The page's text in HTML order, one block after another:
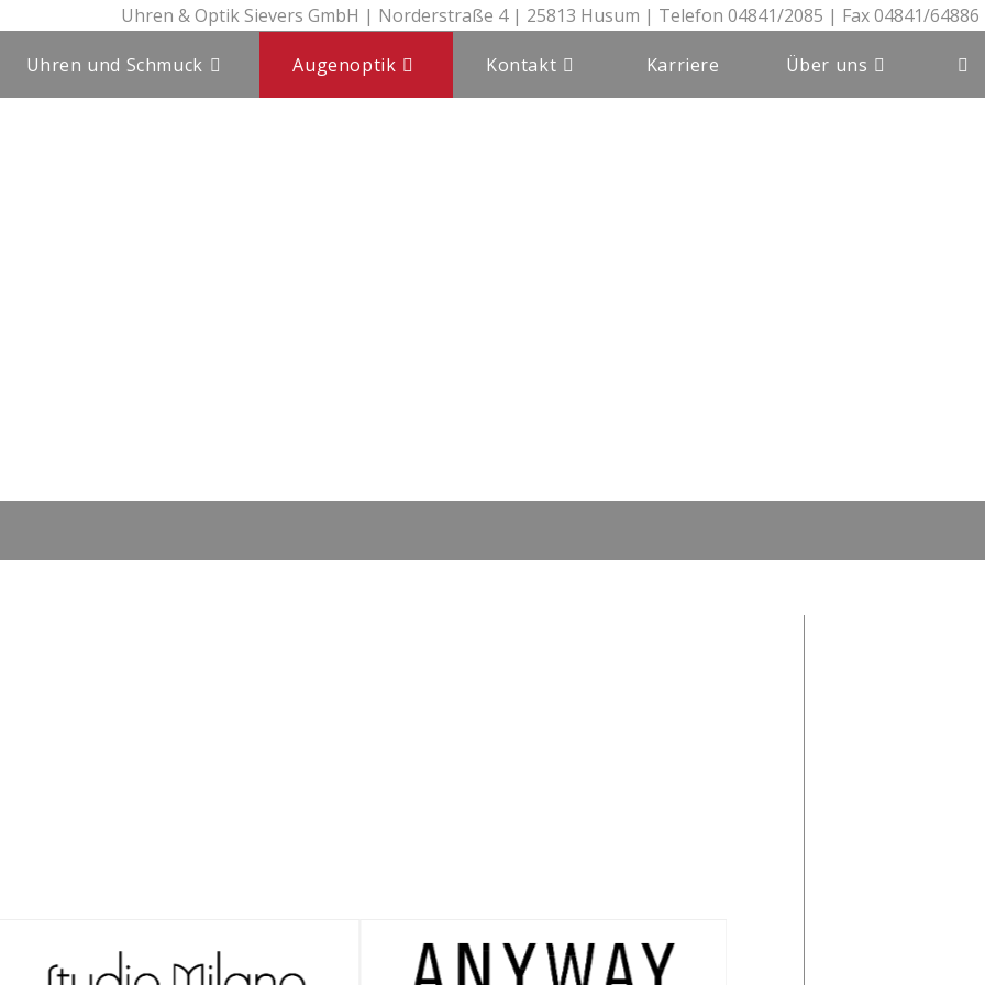
Uhren & Optik Sievers GmbH | Norderstraße 4 | 25813 Husum | Telefon 04841/2085 | Fax 04841/64886
Uhren und Schmuck Augenoptik Kontakt Karriere Über uns